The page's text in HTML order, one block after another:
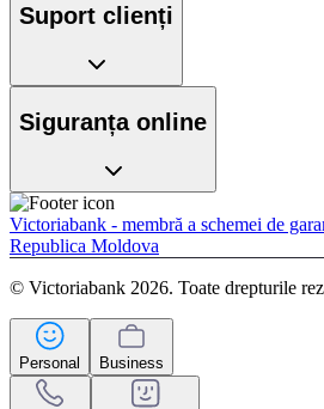
Suport clienți
Siguranța online
Victoriabank - membră a schemei de
Republica Moldova
© Victoriabank 2026. Toate drepturile
Personal Business